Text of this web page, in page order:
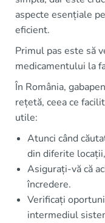
aspecte esențiale
eficient.
Primul pas este să
medicamentului la
În România,
rețetă, ceea ce
utile:
Atunci când
din diferite
Asigurați-vă că
încredere.
Verificați
intermediul